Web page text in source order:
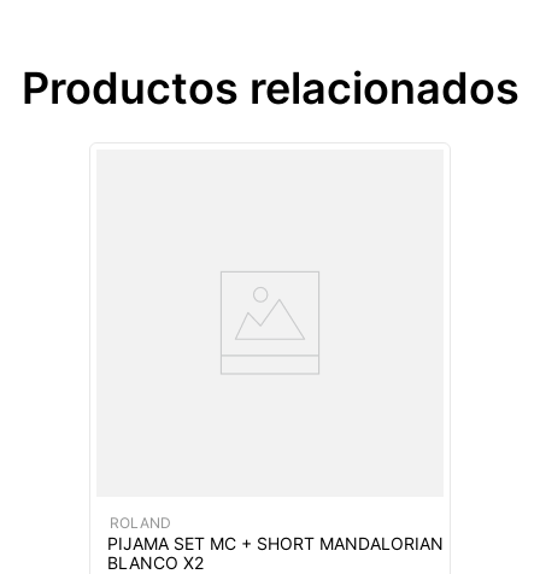
Productos relacionados
ROLAND
PIJAMA SET MC + SHORT MANDALORIAN
BLANCO X2